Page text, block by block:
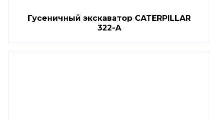
Гусеничный экскаватор CATERPILLAR
322-A